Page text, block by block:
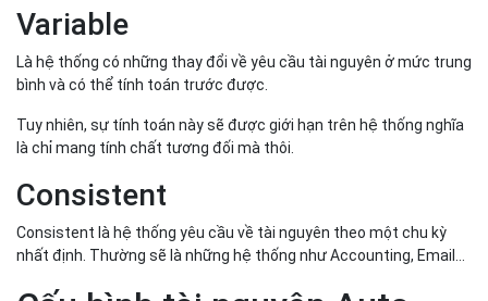
Variable
Là hệ thống có những thay đổi về yêu cầu tài nguyên ở mức trung
bình và có thể tính toán trước được.
Tuy nhiên, sự tính toán này sẽ được giới hạn trên hệ thống nghĩa
là chỉ mang tính chất tương đối mà thôi.
Consistent
Consistent là hệ thống yêu cầu về tài nguyên theo một chu kỳ
nhất định. Thường sẽ là những hệ thống như Accounting, Email…